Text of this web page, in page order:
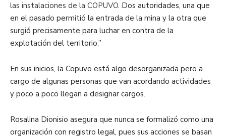
las instalaciones de la COPUVO. Dos autoridades, una que
en el pasado permitió la entrada de la mina y la otra que
surgió precisamente para luchar en contra de la
explotación del territorio.”
En sus inicios, la Copuvo está algo desorganizada pero a
cargo de algunas personas que van acordando actividades
y poco a poco llegan a designar cargos.
Rosalina Dionisio asegura que nunca se formalizó como una
organización con registro legal, pues sus acciones se basan